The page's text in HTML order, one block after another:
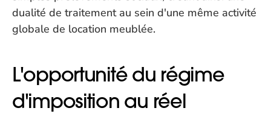
dualité de traitement au sein d'une même activité
globale de location meublée.
L'opportunité du régime
d'imposition au réel